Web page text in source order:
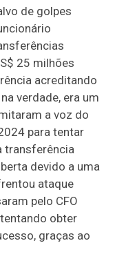
de golpes
25 milhões
acreditando
verdade, era um
a voz do
para tentar
transferência
devido a uma
ataque
pelo CFO
obter
graças ao